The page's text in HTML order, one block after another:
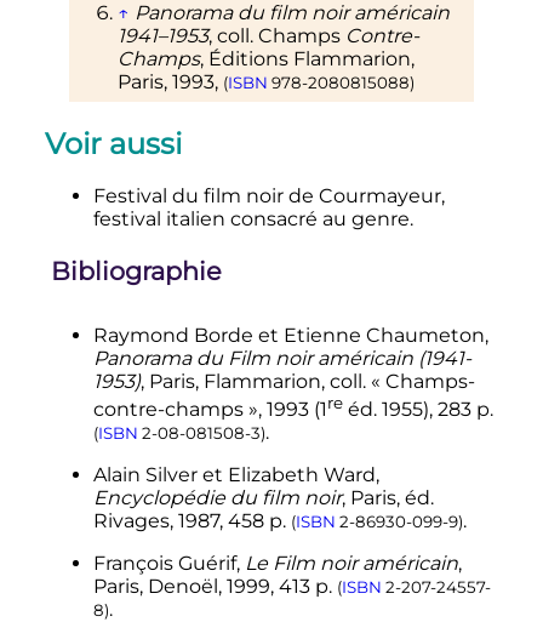
↑ Panorama du film noir américain
1941–1953, coll. Champs Contre-
Champs, Éditions Flammarion,
Paris, 1993, (ISBN 978-2080815088)
American history
vol 3p.
12Lucci 2007,p. 340 .
↑Duncan et Müller 2017 ,p. 19.
Par exemple
Voir aussi
Festival du film noir de Courmayeur,
festival italien consacré au genre.
Bibliographie
Raymond Borde et Etienne Chaumeton,
Panorama du Film noir américain (1941-
1953), Paris, Flammarion, coll.« Champs-
contre-champs », 1993(1re éd.1955), 283 p.
(ISBN 2-08-081508-3).
Alain Silveret Elizabeth Ward,
Encyclopédie du film noir, Paris, éd.
Rivages, 1987, 458 p. (ISBN 2-86930-099-9).
François Guérif, Le Film noir américain,
Paris, Denoël, 1999, 413 p. (ISBN 2-207-24557-
8).